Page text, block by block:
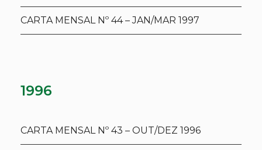
CARTA MENSAL Nº 44 – JAN/MAR 1997
1996
CARTA MENSAL Nº 43 – OUT/DEZ 1996